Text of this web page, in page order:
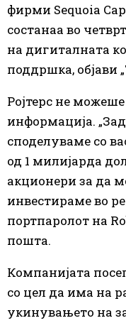
фирми Sequoia
состанаа во
на дигиталната
поддршка, објави
Ројтерс не
информација.
споделуваме со
од 1 милијарда
акционери за да
инвестираме во
портпаролот на
пошта.
Компанијата
со цел да има на
укинувањето на